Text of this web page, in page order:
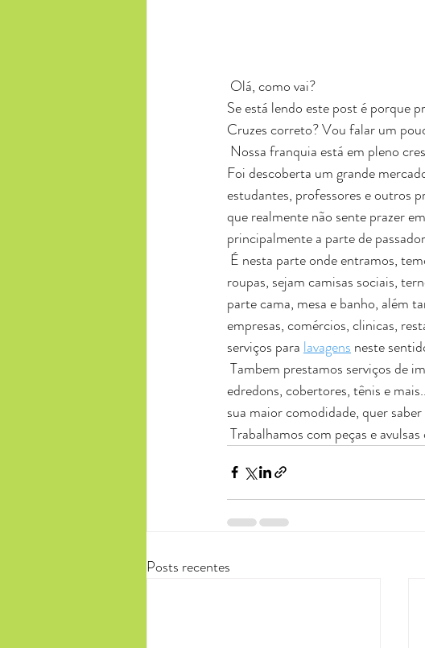
Olá, como vai?
Se está lendo este post é porque
Cruzes correto? Vou falar um
Foi descoberta um grande
estudantes, professores e outros
que realmente não sente prazer
principalmente a parte de
roupas, sejam camisas sociais,
parte cama, mesa e banho, além
empresas, comércios, clinicas,
serviços para lavagens neste
edredons, cobertores, tênis e
sua maior comodidade, quer
Trabalhamos com peças e
Posts recentes